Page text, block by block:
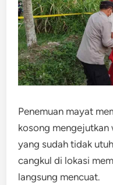
Penemuan mayat
kosong mengejutkan
yang sudah tidak
cangkul di lokasi
langsung mencuat.